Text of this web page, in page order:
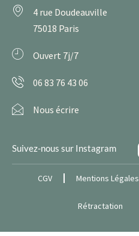
4 rue Doudeauville
75018 Paris
Ouvert 7j/7
06 83 76 43 06
Nous écrire
Suivez-nous sur Instagram
CGV Mentions Légales
Rétractation